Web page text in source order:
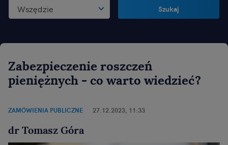
Wszędzie Szukaj
Zabezpieczenie roszczeń
pieniężnych - co warto wiedzieć?
ZAMÓWIENIA PUBLICZNE 27.12.2023, 11:33
dr Tomasz Góra